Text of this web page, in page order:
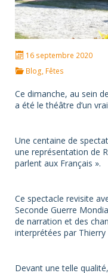
16 septembre 2020
Blog, Fêtes
Ce dimanche, au sein
a été le théâtre d’un
Une centaine de
une représentation de
parlent aux Français ».
Ce spectacle revisite
Seconde Guerre
de narration et des
interprétées par
Devant une telle